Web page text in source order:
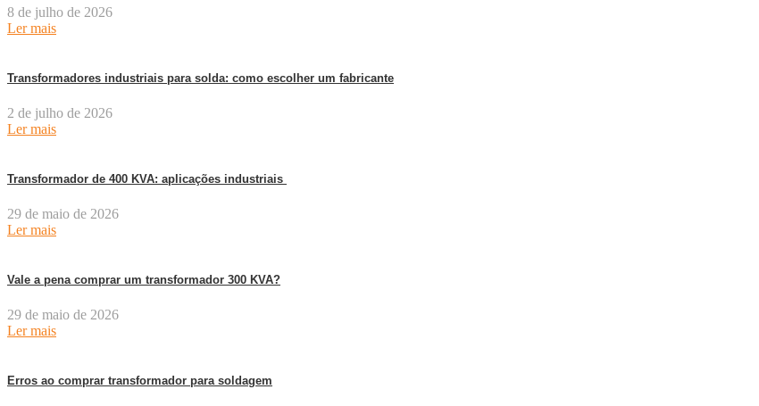
8 de julho de 2026
Ler mais
Transformadores industriais para solda: como escolher um fabricante
2 de julho de 2026
Ler mais
Transformador de 400 KVA: aplicações industriais
29 de maio de 2026
Ler mais
Vale a pena comprar um transformador 300 KVA?
29 de maio de 2026
Ler mais
Erros ao comprar transformador para soldagem